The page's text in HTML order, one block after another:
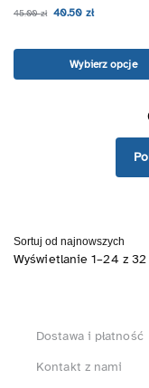
45.00zł 40.50 zł
Wybierz opcje
Wyświetlanie 1–24 z
Dostawa i płatność
Kontakt z nami